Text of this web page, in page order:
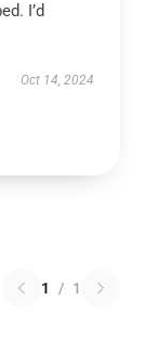
I’d
Oct 14, 2024
1 / 1